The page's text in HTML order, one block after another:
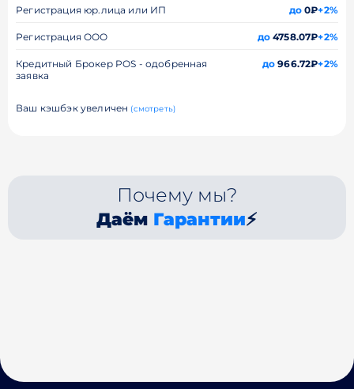
Регистрация юр.лица или ИП до0₽+2%
Регистрация ООО до4758.07₽+2%
Кредитный Брокер POS - одобренная
заявка
до 966.72₽+2%
Ваш кэшбэк увеличен (смотреть)
Почему мы?
Даём Гарантии⚡